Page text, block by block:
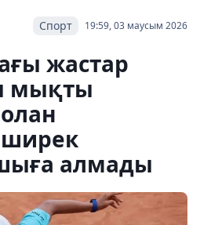
19:59, 03 маусым 2026
Спорт
жастар
мықты
ширек
алмады